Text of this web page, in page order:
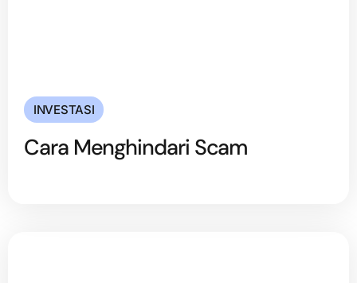
INVESTASI
Cara Menghindari Scam